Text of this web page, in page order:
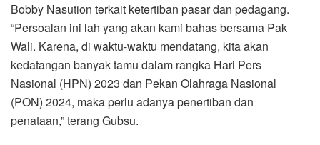
Bobby Nasution terkait ketertiban pasar dan pedagang.
“Persoalan ini lah yang akan kami bahas bersama Pak
Wali. Karena, di waktu-waktu mendatang, kita akan
kedatangan banyak tamu dalam rangka Hari Pers
Nasional (HPN) 2023 dan Pekan Olahraga Nasional
(PON) 2024, maka perlu adanya penertiban dan
penataan,” terang Gubsu.